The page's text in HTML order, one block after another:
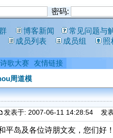
密码:
博客新闻
常见问题与
成员列表 成员组 照
周道模
发表于: 2007-06-11 14:28:54 发
平岛及各位诗朋文友，您们好
诗歌大赛 友情链接